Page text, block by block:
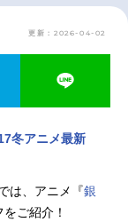
覧
更新：2026-04-02
冬アニメ最新
は、アニメ『銀
ご紹介！